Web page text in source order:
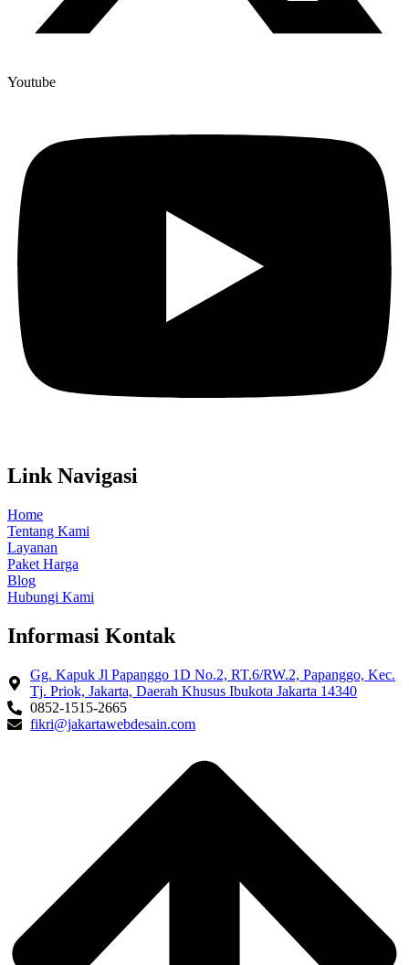
Youtube
Link Navigasi
Home
Tentang Kami
Layanan
Paket Harga
Blog
Hubungi Kami
Informasi Kontak
Gg. Kapuk Jl Papanggo 1D No.2, RT.6/RW.2, Papanggo, Kec.
Tj. Priok, Jakarta, Daerah Khusus Ibukota Jakarta 14340
0852-1515-2665
fikri@jakartawebdesain.com